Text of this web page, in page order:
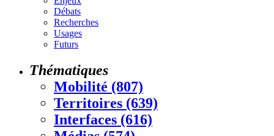
Débats
Recherches
Usages
Futurs
Thématiques
Mobilité (807)
Territoires (639)
Interfaces (616)